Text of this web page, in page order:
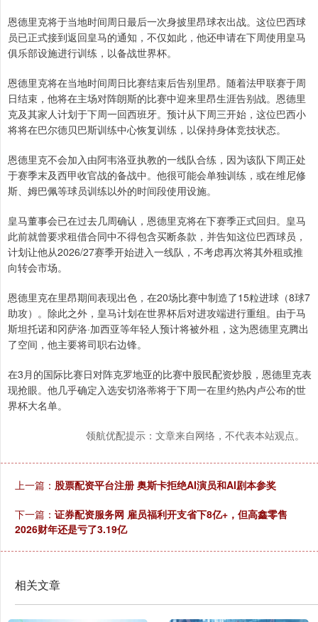
恩德里克将于当地时间周日最后一次身披里昂球衣出战。这位巴西球
员已正式接到返回皇马的通知，不仅如此，他还申请在下周使用皇马
俱乐部设施进行训练，以备战世界杯。
恩德里克将在当地时间周日比赛结束后告别里昂。随着法甲联赛于周
日结束，他将在主场对阵朗斯的比赛中迎来里昂生涯告别战。恩德里
克及其家人计划于下周一回西班牙。预计从下周三开始，这位巴西小
将将在巴尔德贝巴斯训练中心恢复训练，以保持身体竞技状态。
恩德里克不会加入由阿韦洛亚执教的一线队合练，因为该队下周正处
于赛季末及西甲收官战的备战中。他很可能会单独训练，或在维尼修
斯、姆巴佩等球员训练以外的时间段使用设施。
皇马董事会已在过去几周确认，恩德里克将在下赛季正式回归。皇马
此前就曾要求租借合同中不得包含买断条款，并告知这位巴西球员，
计划让他从2026/27赛季开始进入一线队，不考虑再次将其外租或推
向转会市场。
恩德里克在里昂期间表现出色，在20场比赛中制造了15粒进球（8球7
助攻）。除此之外，皇马计划在世界杯后对进攻端进行重组。由于马
斯坦托诺和冈萨洛·加西亚等年轻人预计将被外租，这为恩德里克腾出
了空间，他主要将司职右边锋。
在3月的国际比赛日对阵克罗地亚的比赛中股民配资炒股，恩德里克表
现抢眼。他几乎确定入选安切洛蒂将于下周一在里约热内卢公布的世
界杯大名单。
领航优配提示：文章来自网络，不代表本站观点。
上一篇： 股票配资平台注册 奥斯卡拒绝AI演员和AI剧本参奖
下一篇： 证券配资服务网 雇员福利开支省下8亿+，但高鑫零售
2026财年还是亏了3.19亿
相关文章